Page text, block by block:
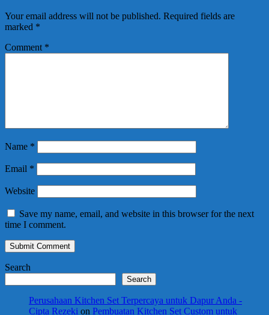
Your email address will not be published. Required fields are
marked *
Comment *
Name *
Email *
Website
Save my name, email, and website in this browser for the next
time I comment.
Search
Search
Perusahaan Kitchen Set Terpercaya untuk Dapur Anda -
Cipta Rezeki on Pembuatan Kitchen Set Custom untuk